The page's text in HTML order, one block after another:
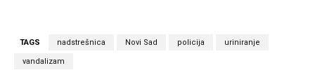
TAGS nadstrešnica Novi Sad policija uriniranje
vandalizam